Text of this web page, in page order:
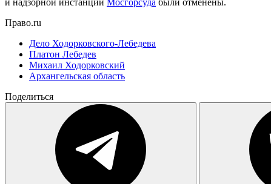
Право.ru
Дело Ходорковского-Лебедева
Платон Лебедев
Михаил Ходорковский
Архангельская область
Поделиться